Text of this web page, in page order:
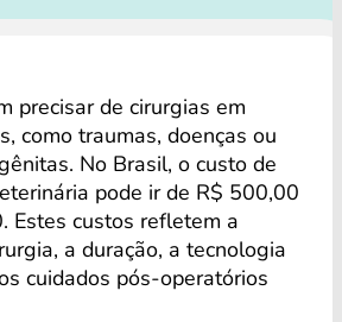
precisar de cirurgias em
como traumas, doenças ou
No Brasil, o custo de
pode ir de R$ 500,00
Estes custos refletem a
a duração, a tecnologia
cuidados pós-operatórios